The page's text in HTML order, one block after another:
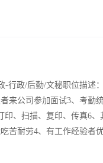
-行政/后勤/文秘职位描述
来公司参加面试3、考勤
印、扫描、复印、传真6
苦耐劳4、有工作经验者